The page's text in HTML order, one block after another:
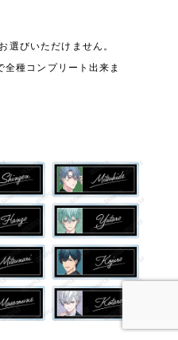
選びいただけません。
種コンプリート出来ま